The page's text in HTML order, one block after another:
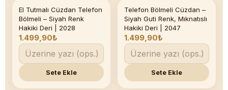
El Tutmalı Cüzdan Telefon
Bölmeli – Siyah Renk
Hakiki Deri | 2028
1.499,90₺
Sete Ekle
Telefon Bölmeli Cüzdan –
Siyah Guti Renk, Mıknatıslı
Hakiki Deri | 2047
1.499,90₺
Sete Ekle